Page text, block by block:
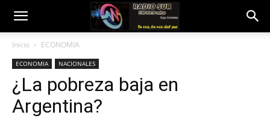
Inicio ECONOMIA
ECONOMIA NACIONALES
¿La pobreza baja en
Argentina?